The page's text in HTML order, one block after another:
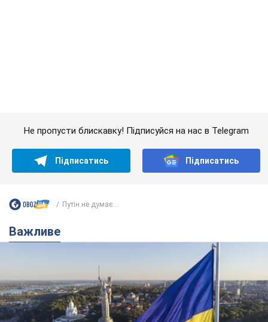
Не пропусти блискавку! Підписуйся на нас в Telegram
Підписатись Підписатись
Путін не думає...
Важливе